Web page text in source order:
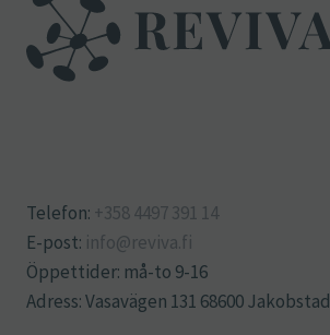
Telefon: +358 4497 391 14
E-post: info@reviva.fi
Öppettider: må-to 9-16
Adress: Vasavägen 131 68600 Jakobstad